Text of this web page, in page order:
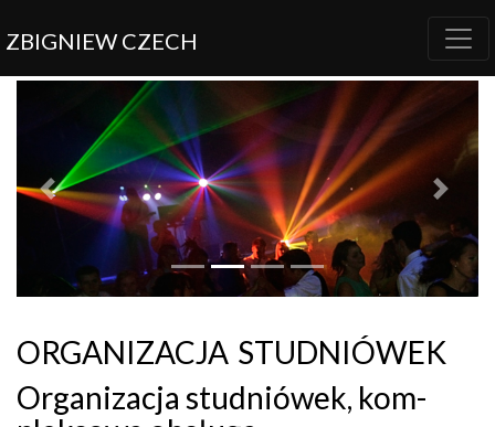
ZBIGNIEW CZECH
Previous Next
organizacja studniówek
Orga­ni­za­cja studniówek, kom­